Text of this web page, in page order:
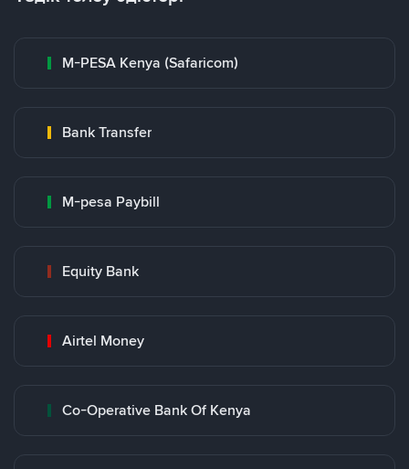
M-PESA Kenya (Safaricom)
Bank Transfer
M-pesa Paybill
Equity Bank
Airtel Money
Co-Operative Bank Of Kenya